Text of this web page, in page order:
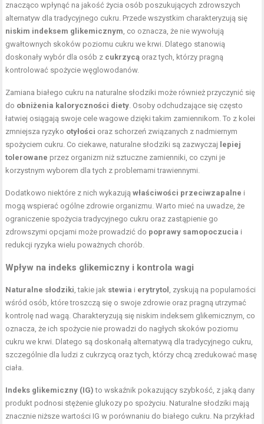
znacząco wpłynąć na jakość życia osób poszukujących zdrowszych
alternatyw dla tradycyjnego cukru. Przede wszystkim charakteryzują się
niskim indeksem glikemicznym, co oznacza, że nie wywołują
gwałtownych skoków poziomu cukru we krwi. Dlatego stanowią
doskonały wybór dla osób z cukrzycą oraz tych, którzy pragną
kontrolować spożycie węglowodanów.
Zamiana białego cukru na naturalne słodziki może również przyczynić się
do obniżenia kaloryczności diety. Osoby odchudzające się często
łatwiej osiągają swoje cele wagowe dzięki takim zamiennikom. To z kolei
zmniejsza ryzyko otyłości oraz schorzeń związanych z nadmiernym
spożyciem cukru. Co ciekawe, naturalne słodziki są zazwyczaj lepiej
tolerowane przez organizm niż sztuczne zamienniki, co czyni je
korzystnym wyborem dla tych z problemami trawiennymi.
Dodatkowo niektóre z nich wykazująwłaściwości przeciwzapalne i
mogą wspierać ogólne zdrowie organizmu. Warto mieć na uwadze, że
ograniczenie spożycia tradycyjnego cukru oraz zastąpienie go
zdrowszymi opcjami może prowadzić do poprawy samopoczucia i
redukcji ryzyka wielu poważnych chorób.
Wpływ na indeks glikemiczny i kontrola wagi
Naturalne słodziki, takie jak stewia i erytrytol , zyskują na popularności
wśród osób, które troszczą się o swoje zdrowie oraz pragną utrzymać
kontrolę nad wagą. Charakteryzują się niskim indeksem glikemicznym, co
oznacza, że ich spożycie nie prowadzi do nagłych skoków poziomu
cukru we krwi. Dlatego są doskonałą alternatywą dla tradycyjnego cukru,
szczególnie dla ludzi z cukrzycą oraz tych, którzy chcą zredukować masę
ciała.
Indeks glikemiczny (IG) to wskaźnik pokazujący szybkość, z jaką dany
produkt podnosi stężenie glukozy po spożyciu. Naturalne słodziki mają
znacznie niższe wartości IG w porównaniu do białego cukru. Na przykład